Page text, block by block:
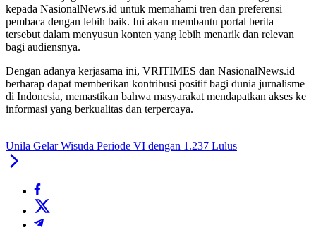
kepada NasionalNews.id untuk memahami tren dan preferensi
pembaca dengan lebih baik. Ini akan membantu portal berita
tersebut dalam menyusun konten yang lebih menarik dan relevan
bagi audiensnya.
Dengan adanya kerjasama ini, VRITIMES dan NasionalNews.id
berharap dapat memberikan kontribusi positif bagi dunia jurnalisme
di Indonesia, memastikan bahwa masyarakat mendapatkan akses ke
informasi yang berkualitas dan terpercaya.
Unila Gelar Wisuda Periode VI dengan 1.237 Lulus